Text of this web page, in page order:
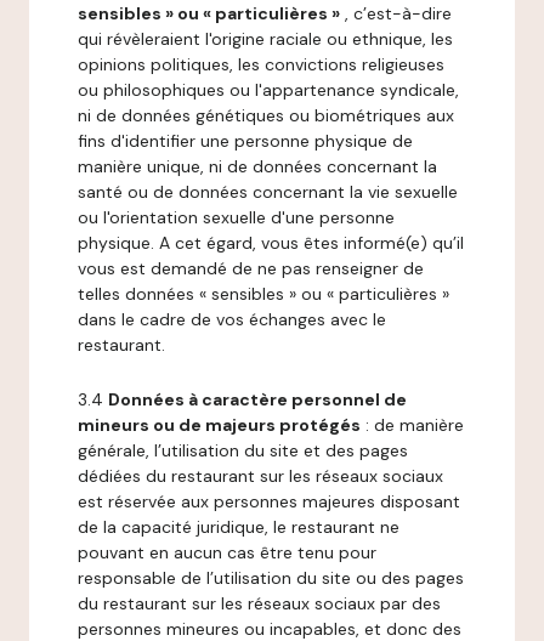
sensibles » ou « particulières » , c’est-à-dire
qui révèleraient l'origine raciale ou ethnique, les
opinions politiques, les convictions religieuses
ou philosophiques ou l'appartenance syndicale,
ni de données génétiques ou biométriques aux
fins d'identifier une personne physique de
manière unique, ni de données concernant la
santé ou de données concernant la vie sexuelle
ou l'orientation sexuelle d'une personne
physique. A cet égard, vous êtes informé(e) qu’il
vous est demandé de ne pas renseigner de
telles données « sensibles » ou « particulières »
dans le cadre de vos échanges avec le
restaurant.
3.4 Données à caractère personnel de
mineurs ou de majeurs protégés : de manière
générale, l’utilisation du site et des pages
dédiées du restaurant sur les réseaux sociaux
est réservée aux personnes majeures disposant
de la capacité juridique, le restaurant ne
pouvant en aucun cas être tenu pour
responsable de l’utilisation du site ou des pages
du restaurant sur les réseaux sociaux par des
personnes mineures ou incapables, et donc des